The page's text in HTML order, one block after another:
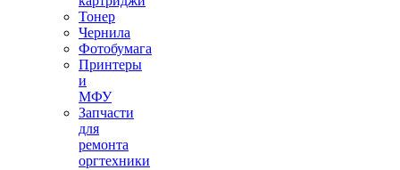
Тонер
Чернила
Фотобумага
Принтеры
и
МФУ
Запчасти
для
ремонта
оргтехники